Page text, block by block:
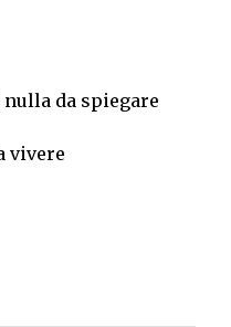
nulla da spiegare
vivere